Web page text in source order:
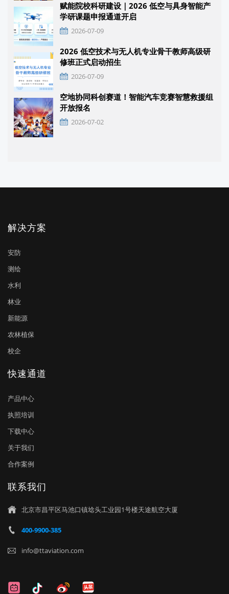
赋能院校科研建设｜2026 低空与具身智能产
学研课题申报通道开启
2026-07-09
2026 低空技术与无人机专业骨干教师高级研
修班正式启动招生
2026-07-09
空地协同科创赛道！智能汽车竞赛智慧救援组
开放报名
2026-07-02
解决方案
安防
测绘
水利
林业
新能源
农林植保
校企
快速通道
产品中心
执照培训
下载中心
关于我们
合作案例
联系我们
 北京市昌平区马池口镇埝头工业园1号楼天途航空大厦
 400-9900-385
 info@ttaviation.com